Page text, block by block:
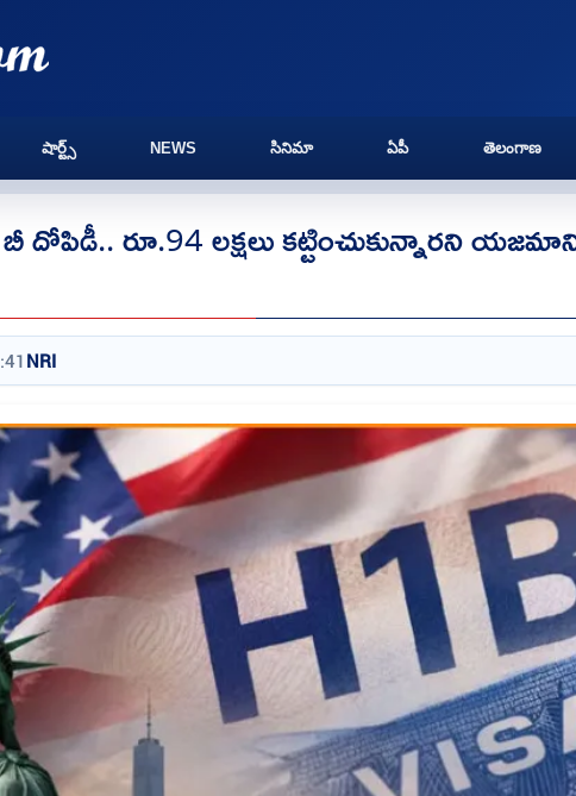
షార్ట్స్ NEWS సినిమా ఏపీ తెలంగాణ
రూ.94 లక్షలు కట్టించుకున్నారని
NRI